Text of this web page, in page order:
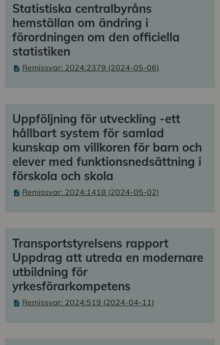
Statistiska centralbyråns
hemställan om ändring i
förordningen om den officiella
statistiken
Remissvar: 2024:2379 (2024-05-06)
Uppföljning för utveckling -ett
hållbart system för samlad
kunskap om villkoren för barn och
elever med funktionsnedsättning i
förskola och skola
Remissvar: 2024:1418 (2024-05-02)
Transportstyrelsens rapport
Uppdrag att utreda en modernare
utbildning för
yrkesförarkompetens
Remissvar: 2024:519 (2024-04-11)